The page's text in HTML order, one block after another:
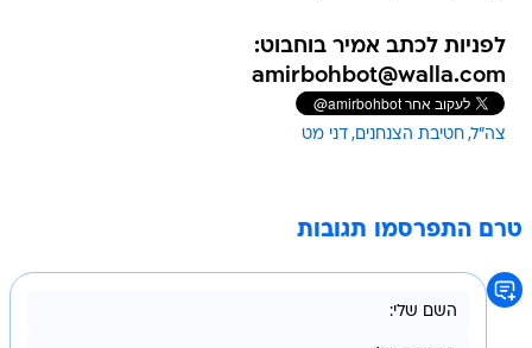
לפניות לכתב אמיר בוחבוט:
amirbohbot@walla.com
צה"ל חטיבת הצנחנים דני מט
טרם התפרסמו תגובות